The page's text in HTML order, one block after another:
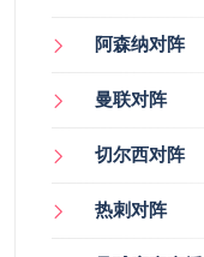
阿森纳对阵
曼联对阵
切尔西对阵
热刺对阵